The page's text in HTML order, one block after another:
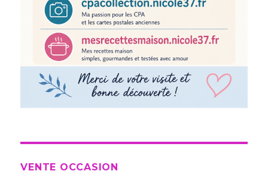
VENTE OCCASION